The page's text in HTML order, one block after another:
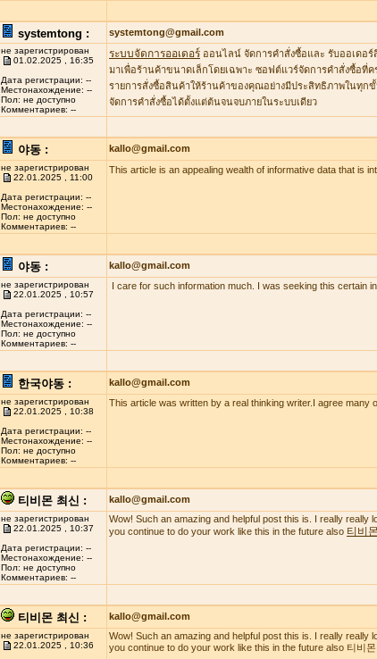
systemtong : systemtong@gmail.com
не зарегистрирован
01.02.2025 , 16:35
Дата регистрации: --
Местонахождение: --
Пол: не доступно
Комментариев: --
ระบบจัดการออเดอร์ ออนไลน์ จัดการคำสั่งซื้อและ รับออเดอ
มาเพื่อร้านค้าขนาดเล็กโดยเฉพาะ ซอฟต์แวร์จัดการคำสั่งซื้อที่ค
รายการสั่งซื้อสินค้าให้ร้านค้าของคุณอย่างมีประสิทธิภาพในทุก
จัดการคำสั่งซื้อได้ตั้งแต่ต้นจนจบภายในระบบเดียว
야동 : kallo@gmail.com
не зарегистрирован
22.01.2025 , 11:00
Дата регистрации: --
Местонахождение: --
Пол: не доступно
Комментариев: --
This article is an appealing wealth of informative data that is
야동 : kallo@gmail.com
не зарегистрирован
22.01.2025 , 10:57
Дата регистрации: --
Местонахождение: --
Пол: не доступно
Комментариев: --
I care for such information much. I was seeking this certain
한국야동 : kallo@gmail.com
не зарегистрирован
22.01.2025 , 10:38
Дата регистрации: --
Местонахождение: --
Пол: не доступно
Комментариев: --
This article was written by a real thinking writer.I agree many
티비몬 최신 : kallo@gmail.com
не зарегистрирован
22.01.2025 , 10:37
Дата регистрации: --
Местонахождение: --
Пол: не доступно
Комментариев: --
Wow! Such an amazing and helpful post this is. I really
you continue to do your work like this in the future also 티비
티비몬 최신 : kallo@gmail.com
не зарегистрирован
22.01.2025 , 10:36
Wow! Such an amazing and helpful post this is. I really
you continue to do your work like this in the future also 티비